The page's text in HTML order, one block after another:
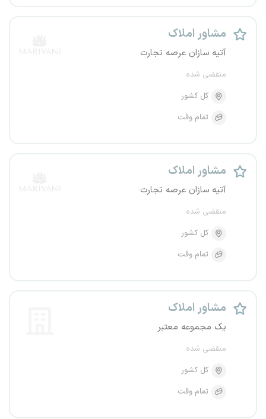
مشاور املاک
آتیه سازان عرصه تجارت
منقضی شده
کل کشور
تمام وقت
مشاور املاک
آتیه سازان عرصه تجارت
منقضی شده
کل کشور
تمام وقت
مشاور املاک
یک مجموعه معتبر
منقضی شده
کل کشور
تمام وقت